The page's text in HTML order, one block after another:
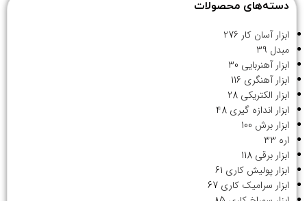
دسته‌های محصولات
ابزار آسان کار 276
مبدل 39
ابزار آهنربایی 30
ابزار آهنگری 116
ابزار الکتریکی 28
ابزار اندازه گیری 48
ابزار برش 100
اره 33
ابزار برقی 118
ابزار پولیش کاری 61
ابزار سرامیک کاری 67